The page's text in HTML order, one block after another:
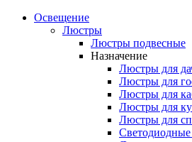
Освещение
Люстры
Люстры подвесные
Назначение
Люстры для
Люстры для
Люстры для
Люстры для
Люстры для